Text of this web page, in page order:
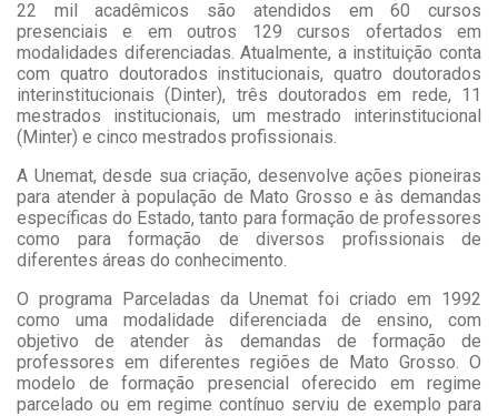
22 mil acadêmicos são atendidos em 60 cursos
presenciais e em outros 129 cursos ofertados em
modalidades diferenciadas. Atualmente, a instituição conta
com quatro doutorados institucionais, quatro doutorados
interinstitucionais (Dinter), três doutorados em rede, 11
mestrados institucionais, um mestrado interinstitucional
(Minter) e cinco mestrados profissionais.
A Unemat, desde sua criação, desenvolve ações pioneiras
para atender à população de Mato Grosso e às demandas
específicas do Estado, tanto para formação de professores
como para formação de diversos profissionais de
diferentes áreas do conhecimento.
O programa Parceladas da Unemat foi criado em 1992
como uma modalidade diferenciada de ensino, com
objetivo de atender às demandas de formação de
professores em diferentes regiões de Mato Grosso. O
modelo de formação presencial oferecido em regime
parcelado ou em regime contínuo serviu de exemplo para